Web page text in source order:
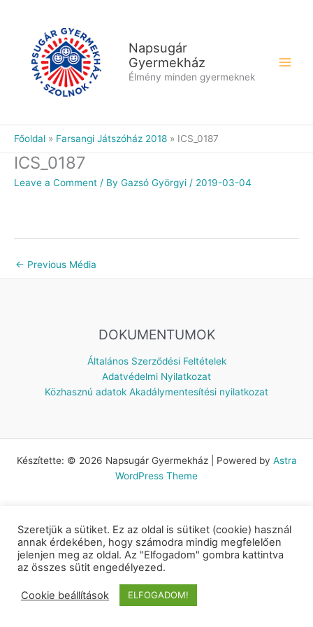
Napsugár
Gyermekház
Élmény minden gyermeknek
Főoldal Farsangi Játszóház 2018 ICS_0187
ICS_0187
Leave a Comment / By Gazsó Györgyi / 2019-03-04
← Previous Média
DOKUMENTUMOK
Általános Szerződési Feltételek
Adatvédelmi Nyilatkozat
Közhasznú adatok Akadálymentesítési nyilatkozat
Készítette: © 2026 Napsugár Gyermekház | Powered by Astra
WordPress Theme
Szeretjük a sütiket. Ez az oldal is sütiket (cookie) használ
annak érdekében, hogy számodra mindig megfelelően
jelenjen meg az oldal. Az "Elfogadom" gombra kattintva
az összes sütit engedélyezed.
Cookie beállítások ELFOGADOM!